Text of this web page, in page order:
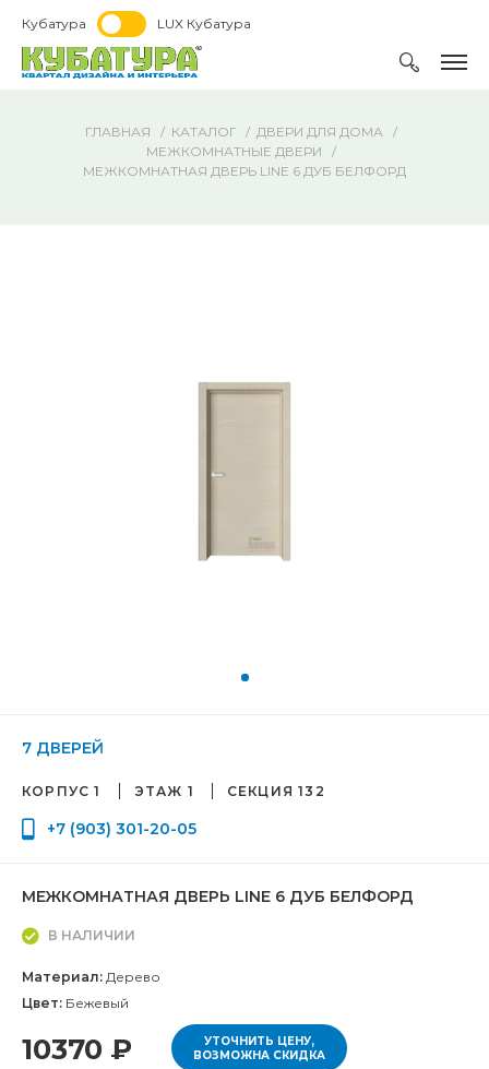
Кубатура LUX Кубатура
ГЛАВНАЯ КАТАЛОГ
ДВЕРИ ДЛЯ ДОМА
МЕЖКОМНАТНЫЕ ДВЕРИ
МЕЖКОМНАТНАЯ ДВЕРЬ LINE 6 ДУБ БЕЛФОРД
7 ДВЕРЕЙ
КОРПУС 1 ЭТАЖ 1 СЕКЦИЯ 132
+7 (903) 301-20-05
МЕЖКОМНАТНАЯ ДВЕРЬ LINE 6 ДУБ БЕЛФОРД
В НАЛИЧИИ
Материал: Дерево
Цвет: Бежевый
10370 ₽
УТОЧНИТЬ ЦЕНУ,
ВОЗМОЖНА СКИДКА